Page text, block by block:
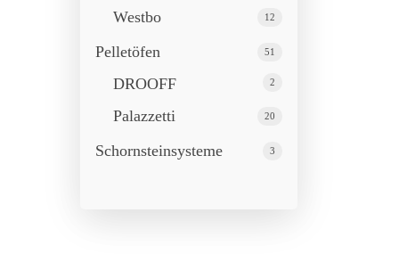
Westbo 12
Pelletöfen 51
DROOFF 2
Palazzetti 20
Schornstein­systeme 3